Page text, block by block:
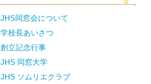
JHS同窓会について
学校長あいさつ
創立記念行事
JHS 同窓大学
JHS ソムリエクラブ